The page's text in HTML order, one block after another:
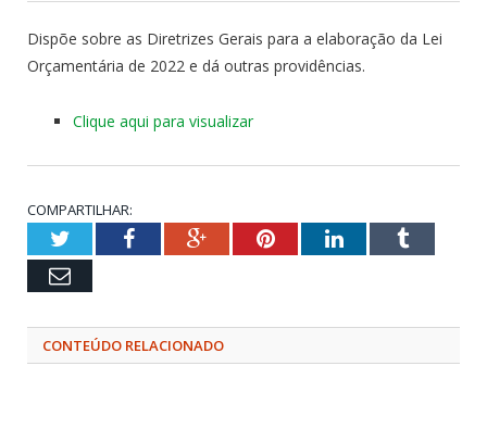
Dispõe sobre as Diretrizes Gerais para a elaboração da Lei
Orçamentária de 2022 e dá outras providências.
Clique aqui para visualizar
COMPARTILHAR:
TwitterFacebookGoogle+PinterestLinkedInTumblr
Email
CONTEÚDO RELACIONADO